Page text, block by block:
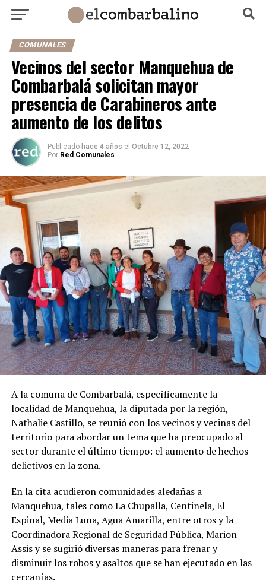
COMUNALES
Vecinos del sector Manquehua de
Combarbalá solicitan mayor
presencia de Carabineros ante
aumento de los delitos
Publicado hace 4 años el Octubre 12, 2022
Por Red Comunales
A la comuna de Combarbalá, específicamente la
localidad de Manquehua, la diputada por la región,
Nathalie Castillo, se reunió con los vecinos y vecinas del
territorio para abordar un tema que ha preocupado al
sector durante el último tiempo: el aumento de hechos
delictivos en la zona.
En la cita acudieron comunidades aledañas a
Manquehua, tales como La Chupalla, Centinela, El
Espinal, Media Luna, Agua Amarilla, entre otros y la
Coordinadora Regional de Seguridad Pública, Marion
Assis y se sugirió diversas maneras para frenar y
disminuir los robos y asaltos que se han ejecutado en las
cercanías.